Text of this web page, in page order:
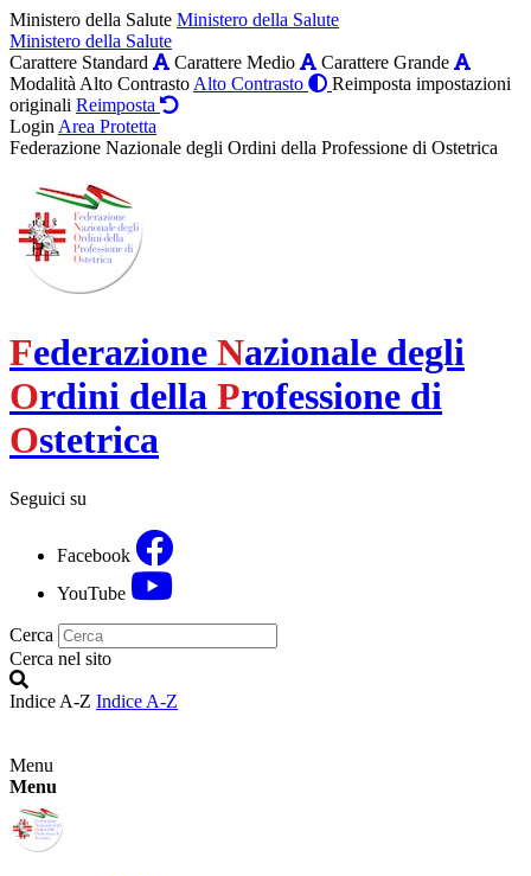
Ministero della Salute Ministero della Salute
Ministero della Salute
Carattere Standard
Carattere Medio
Carattere Grande
Modalità Alto Contrasto Alto Contrasto
Reimposta impostazioni
originali Reimposta
Login Area Protetta
Federazione Nazionale degli Ordini della Professione di Ostetrica
Federazione Nazionale degli
Ordini della Professione di
Ostetrica
Seguici su
Facebook
YouTube
Cerca
Cerca nel sito
Indice A-Z Indice A-Z
Menu
Menu